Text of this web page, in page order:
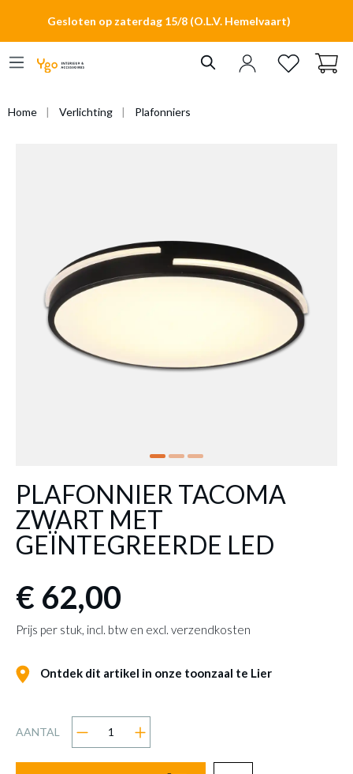
Gesloten op zaterdag 15/8 (O.L.V. Hemelvaart)
Home Verlichting Plafonniers
PLAFONNIER TACOMA
ZWART MET
GEÏNTEGREERDE LED
€ 62,00
Prijs per stuk, incl. btw en excl. verzendkosten
Ontdek dit artikel in onze toonzaal te Lier
AANTAL